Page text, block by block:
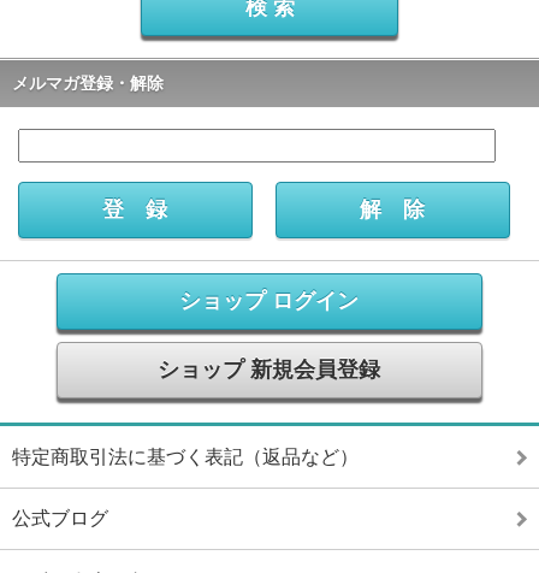
メルマガ登録・解除
ショップ ログイン
ショップ 新規会員登録
特定商取引法に基づく表記（返品など）
公式ブログ